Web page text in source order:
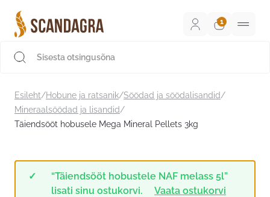
sisu
juurde
Esileht/Hobune ja ratsanik/Söödad ja söödalisandid/
Mineraalsöödad ja lisandid/
Täiendsööt hobusele Mega Mineral Pellets 3kg
“Täiendsööt hobustele NAF melass 5l”
lisati sinu ostukorvi.
Vaata ostukorvi